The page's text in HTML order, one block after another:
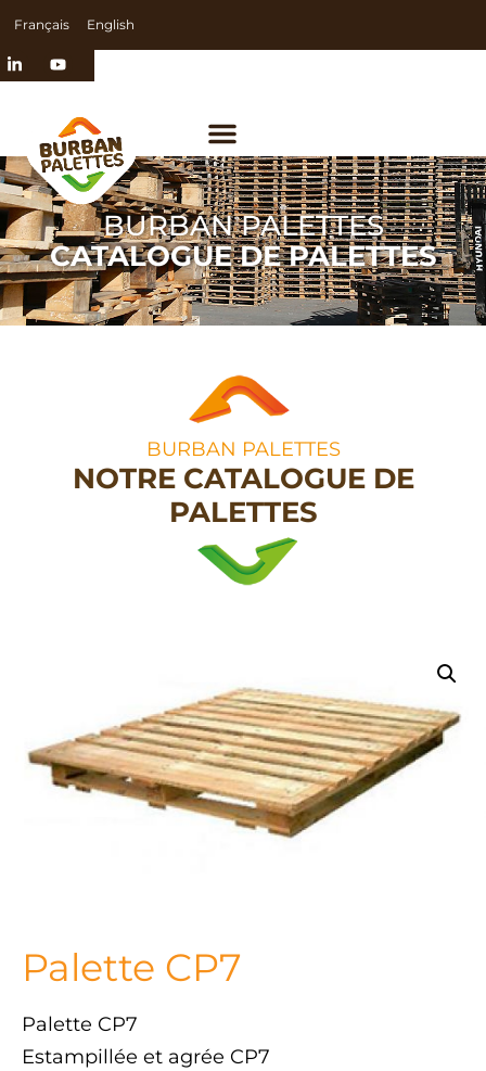
Français English
BURBAN PALETTES
CATALOGUE DE PALETTES
BURBAN PALETTES
NOTRE CATALOGUE DE
PALETTES
Palette CP7
Palette CP7
Estampillée et agrée CP7